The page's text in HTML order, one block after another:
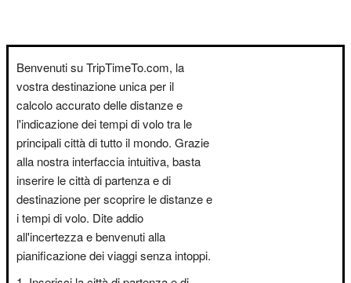
Benvenuti su TripTimeTo.com, la
vostra destinazione unica per il
calcolo accurato delle distanze e
l'indicazione dei tempi di volo tra le
principali città di tutto il mondo. Grazie
alla nostra interfaccia intuitiva, basta
inserire le città di partenza e di
destinazione per scoprire le distanze e
i tempi di volo. Dite addio
all'incertezza e benvenuti alla
pianificazione dei viaggi senza intoppi.